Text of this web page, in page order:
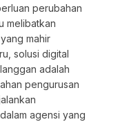
perubahan
melibatkan
mahir
solusi digital
adalah
pengurusan
agensi yang